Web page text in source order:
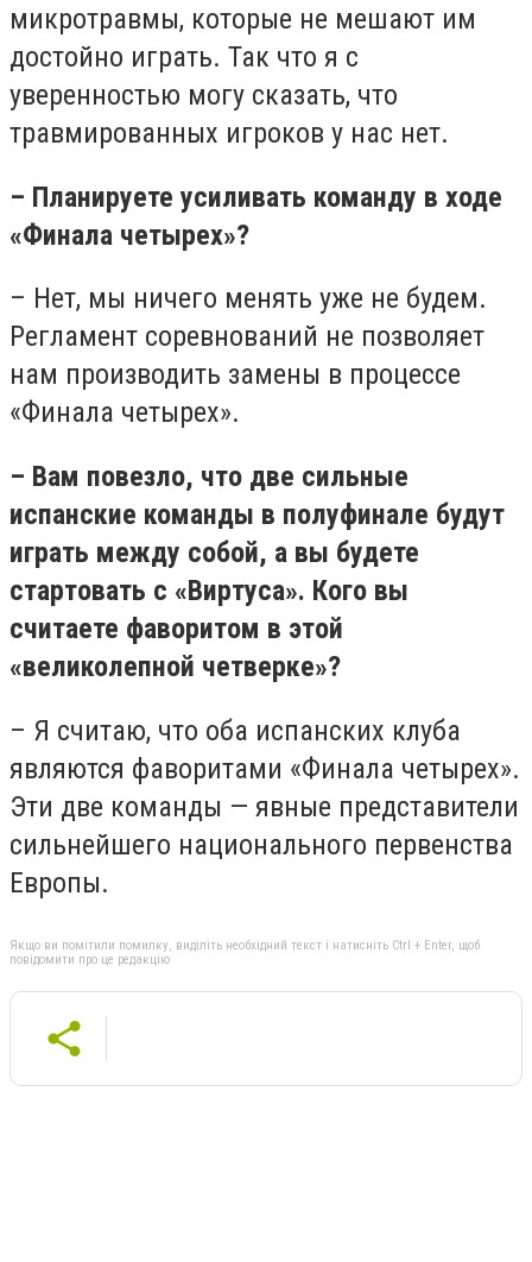
микротравмы, которые не мешают им
достойно играть. Так что я с
уверенностью могу сказать, что
травмированных игроков у нас нет.
– Планируете усиливать команду в ходе
«Финала четырех»?
– Нет, мы ничего менять уже не будем.
Регламент соревнований не позволяет
нам производить замены в процессе
«Финала четырех».
– Вам повезло, что две сильные
испанские команды в полуфинале будут
играть между собой, а вы будете
стартовать с «Виртуса». Кого вы
считаете фаворитом в этой
«великолепной четверке»?
– Я считаю, что оба испанских клуба
являются фаворитами «Финала четырех».
Эти две команды — явные представители
сильнейшего национального первенства
Европы.
Якщо ви помітили помилку, виділіть необхідний текст і натисніть Ctrl + Enter, щоб
повідомити про це редакцію